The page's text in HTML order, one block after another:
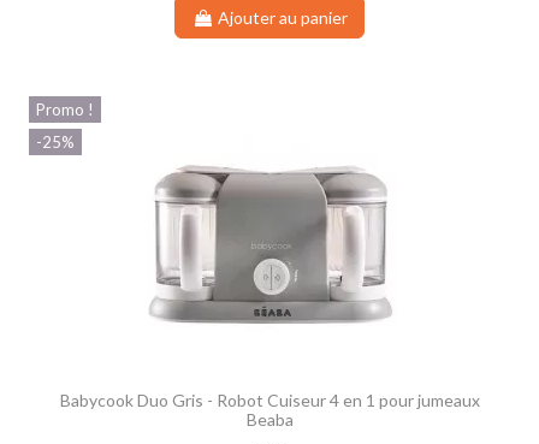
Ajouter au panier
Promo !
-25%
Babycook Duo Gris - Robot Cuiseur 4 en 1 pour jumeaux
Beaba